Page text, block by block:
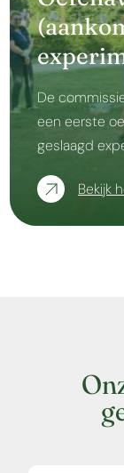
De
een eerste
geslaagd
Bekijk